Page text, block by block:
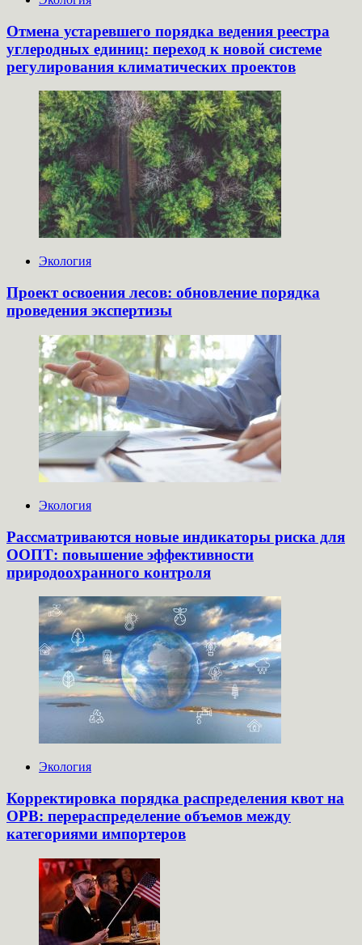
Отмена устаревшего порядка ведения реестра
углеродных единиц: переход к новой системе
регулирования климатических проектов
Экология
Проект освоения лесов: обновление порядка
проведения экспертизы
Экология
Рассматриваются новые индикаторы риска для
ООПТ: повышение эффективности
природоохранного контроля
Экология
Корректировка порядка распределения квот на
ОРВ: перераспределение объемов между
категориями импортеров